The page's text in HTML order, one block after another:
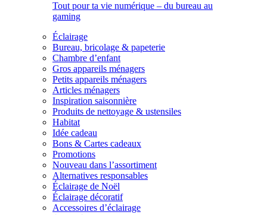
Tout pour ta vie numérique – du bureau au
gaming
Éclairage
Bureau, bricolage & papeterie
Chambre d’enfant
Gros appareils ménagers
Petits appareils ménagers
Articles ménagers
Inspiration saisonnière
Produits de nettoyage & ustensiles
Habitat
Idée cadeau
Bons & Cartes cadeaux
Promotions
Nouveau dans l’assortiment
Alternatives responsables
Éclairage de Noël
Éclairage décoratif
Accessoires d’éclairage